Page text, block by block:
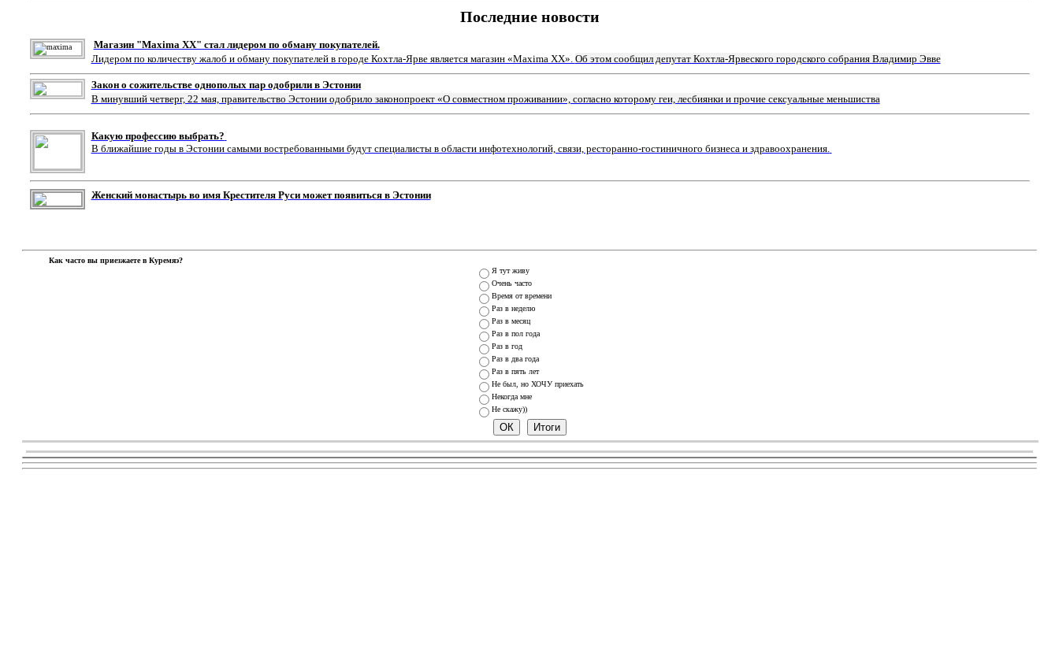
Последние новости
Магазин "Maxima XX" стал лидером по обману покупателей.
Лидером по количеству жалоб и обману покупателей в городе Кохтла-Ярве является магазин «Мaxima XX». Об этом сообщил депутат Кохтла-Ярвеского городского собрания Владимир Эвве
Закон о сожительстве однополых пар одобрили в Эстонии
В минувший четверг, 22 мая, правительство Эстонии одобрило законопроект «О совместном проживании», согласно которому геи, лесбиянки и прочие сексуальные меньшиства
Какую профессию выбрать?
В ближайшие годы в Эстонии самыми востребованными будут специалисты в области инфотехнологий, связи, ресторанно-гостиничного бизнеса и здравоохранения.
Женский монастырь во имя Крестителя Руси может появиться в Эстонии
Как часто вы приезжаете в Куремяэ?
Я тут живу
Очень часто
Время от времени
Раз в неделю
Раз в месяц
Раз в пол года
Раз в год
Раз в два года
Раз в пять лет
Не был, но ХОЧУ приехать
Некогда мне
Не скажу))